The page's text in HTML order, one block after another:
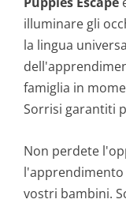
illuminare gli
la lingua
famiglia in
Sorrisi garantiti
Non perdete
vostri bambini.